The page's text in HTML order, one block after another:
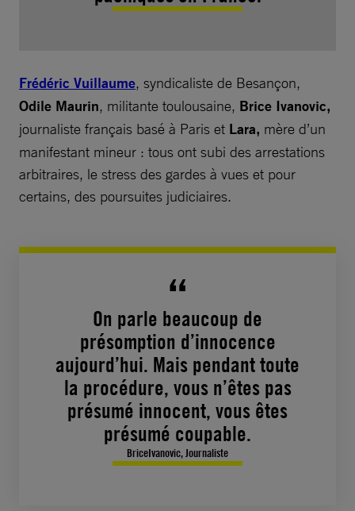
Frédéric Vuillaume, syndicaliste de Besançon,
Odile Maurin, militante toulousaine, Brice Ivanovic,
journaliste français basé à Paris et Lara, mère d’un
manifestant mineur : tous ont subi des arrestations
arbitraires, le stress des gardes à vues et pour
certains, des poursuites judiciaires.
On parle beaucoup de
présomption d’innocence
aujourd’hui. Mais pendant toute
la procédure, vous n’êtes pas
présumé innocent, vous êtes
présumé coupable.
BriceIvanovic, Journaliste